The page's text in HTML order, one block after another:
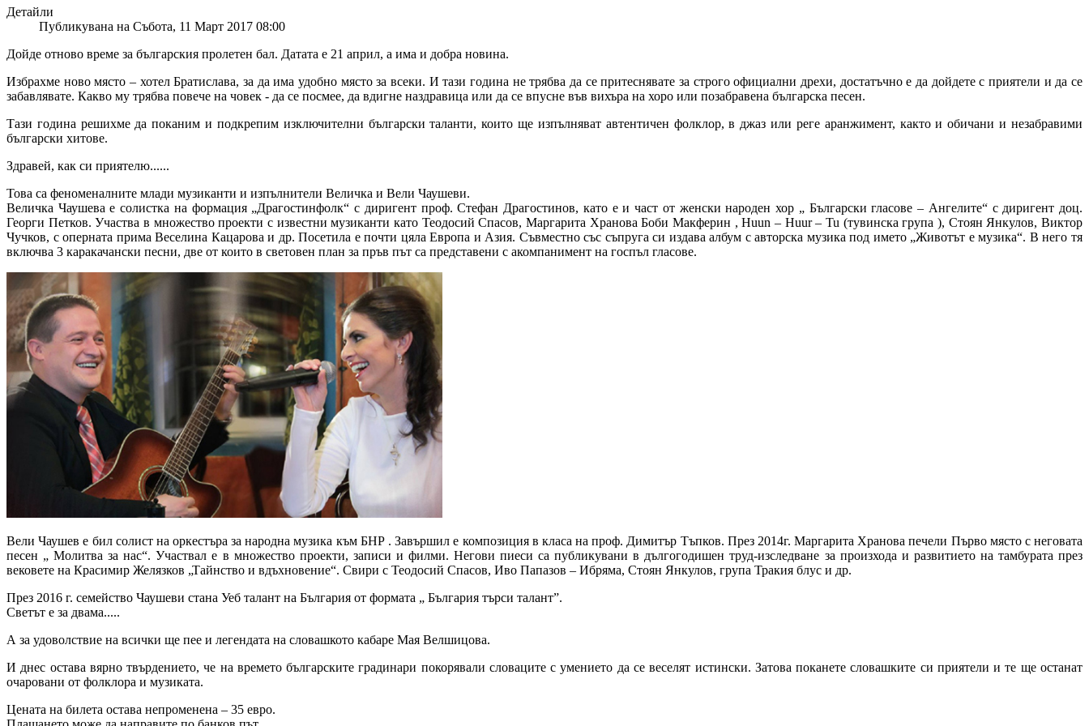
Детайли
Публикувана на Събота, 11 Март 2017 08:00
Дойде отново време за българския пролетен бал. Датата е 21 април, а има и добра новина.
Избрахме ново място – хотел Братислава, за да има удобно място за всеки. И тази година не трябва да се притеснявате за строго официални дрехи, достатъчно е да дойдете с приятели и да се
забавлявате. Какво му трябва повече на човек - да се посмее, да вдигне наздравица или да се впусне във вихъра на хоро или позабравена българска песен.
Тази година решихме да поканим и подкрепим изключителни български таланти, които ще изпълняват автентичен фолклор, в джаз или реге аранжимент, както и обичани и незабравими
български хитове.
Здравей, как си приятелю......
Това са феноменалните млади музиканти и изпълнители Величка и Вели Чаушеви.
Величка Чаушева е солистка на формация „Драгостинфолк“ с диригент проф. Стефан Драгостинов, като е и част от женски народен хор „ Български гласове – Ангелите“ с диригент доц.
Георги Петков. Участва в множество проекти с известни музиканти като Теодосий Спасов, Маргарита Хранова Боби Макферин , Huun – Huur – Tu (тувинска група ), Стоян Янкулов, Виктор
Чучков, с оперната прима Веселина Кацарова и др. Посетила е почти цяла Европа и Азия. Съвместно със съпруга си издава албум с авторска музика под името „Животът е музика“. В него тя
включва 3 каракачански песни, две от които в световен план за пръв път са представени с акомпанимент на госпъл гласове.
Вели Чаушев е бил солист на оркестъра за народна музика към БНР . Завършил е композиция в класа на проф. Димитър Тъпков. През 2014г. Маргарита Хранова печели Първо място с неговата
песен „ Молитва за нас“. Участвал е в множество проекти, записи и филми. Негови пиеси са публикувани в дългогодишен труд-изследване за произхода и развитието на тамбурата през
вековете на Красимир Желязков „Тайнство и вдъхновение“. Свири с Теодосий Спасов, Иво Папазов – Ибряма, Стоян Янкулов, група Тракия блус и др.
През 2016 г. семейство Чаушеви стана Уеб талант на България от формата „ България търси талант”.
Светът е за двама.....
А за удоволствие на всички ще пее и легендата на словашкото кабаре Мая Велшицова.
И днес остава вярно твърдението, че на времето българските градинари покорявали словаците с умението да се веселят истински. Затова поканете словашките си приятели и те ще останат
очаровани от фолклора и музиката.
Цената на билета остава непроменена – 35 евро.